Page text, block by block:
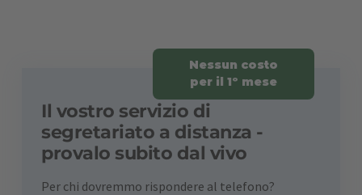
Nessun costo
per il 1º mese
Il vostro servizio di
segretariato a distanza -
provalo subito dal vivo
Per chi dovremmo rispondere al telefono?